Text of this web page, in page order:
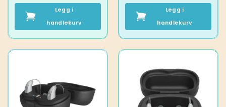
Legg i
handlekurv
Legg i
handlekurv